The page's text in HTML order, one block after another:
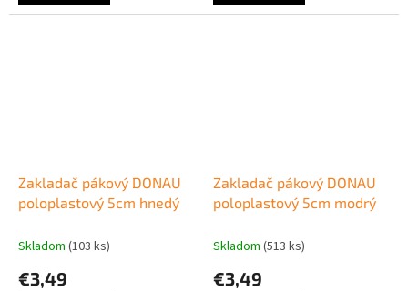
Zakladač pákový DONAU
poloplastový 5cm hnedý
Skladom (103 ks)
€3,49
Zakladač pákový DONAU
poloplastový 5cm modrý
Skladom (513 ks)
€3,49